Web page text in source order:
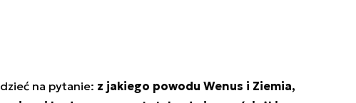
na pytanie: z jakiego powodu Wenus i Ziemia,